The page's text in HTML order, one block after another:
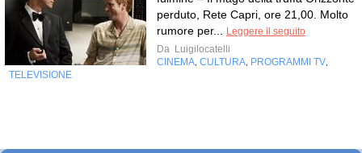
perduto, Rete Capri, ore 21,00. Molto
rumore per... Leggere il seguito
Da Luigilocatelli
CINEMA, CULTURA, PROGRAMMI TV,
TELEVISIONE